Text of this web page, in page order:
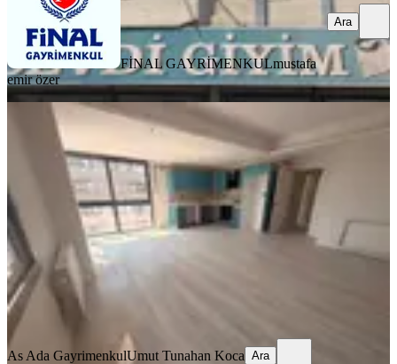
FİNAL GAYRİMENKULmustafa
emir özer
Ara
Adana Seyhan Kiralık 3+1 Havuzlu
Site İçinde Daire
Seyhan, Mithatpaşa Mahallesi
3+1·135 m²· 12. Kat· 06.08.2026
30.000 ₺
As Ada Gayrimenkul
Ara
As Ada GayrimenkulUmut Tunahan Koca Ara